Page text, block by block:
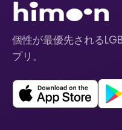
個性が最優先される
プリ。